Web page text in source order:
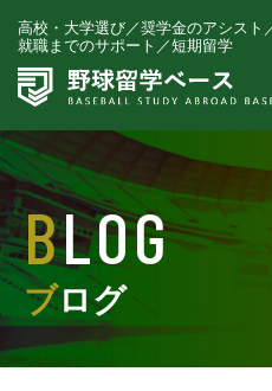
高校・大学選び／奨学金のアシスト
職までのサポート／短期留学
高校・大学選び／奨学金のアシスト
就職までのサポート／短期留学
BLOG
ブログ